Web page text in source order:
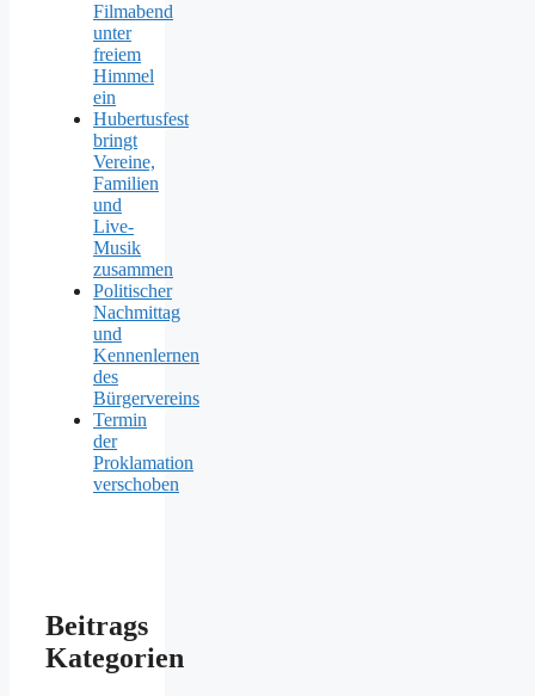
Filmabend
unter
freiem
Himmel
ein
Hubertusfest
bringt
Vereine,
Familien
und
Live-
Musik
zusammen
Politischer
Nachmittag
und
Kennenlernen
des
Bürgervereins
Termin
der
Proklamation
verschoben
Beitrags
Kategorien